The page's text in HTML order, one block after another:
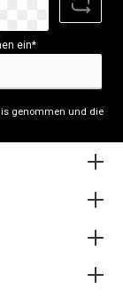
ein*
genommen und die